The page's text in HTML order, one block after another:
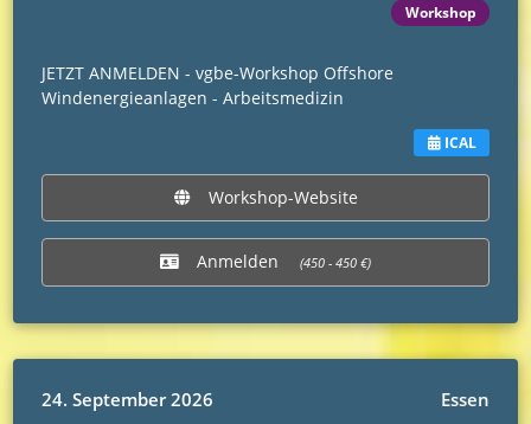
Workshop
JETZT ANMELDEN - vgbe-Workshop Offshore
Windenergieanlagen - Arbeitsmedizin
ICAL
Workshop-Website
Anmelden (450 - 450 €)
24. September 2026 Essen